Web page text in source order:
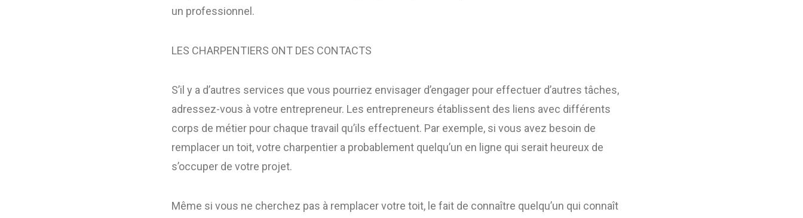
un professionnel.
LES CHARPENTIERS ONT DES CONTACTS
S’il y a d’autres services que vous pourriez envisager d’engager pour effectuer d’autres tâches,
adressez-vous à votre entrepreneur. Les entrepreneurs établissent des liens avec différents
corps de métier pour chaque travail qu’ils effectuent. Par exemple, si vous avez besoin de
remplacer un toit, votre charpentier a probablement quelqu’un en ligne qui serait heureux de
s’occuper de votre projet.
Même si vous ne cherchez pas à remplacer votre toit, le fait de connaître quelqu’un qui connaît